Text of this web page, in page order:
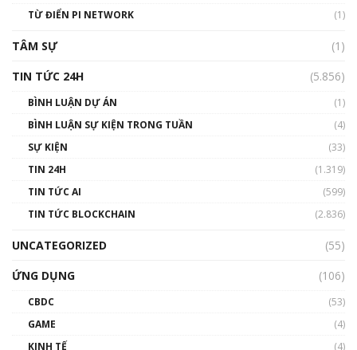
01:29:26
TỪ ĐIỂN PI NETWORK
(1)
TÂM SỰ
(1)
TIN TỨC 24H
(5.856)
BÌNH LUẬN DỰ ÁN
(1)
BÌNH LUẬN SỰ KIỆN TRONG TUẦN
(4)
SỰ KIỆN
(33)
TIN 24H
(1.319)
TIN TỨC AI
(599)
TIN TỨC BLOCKCHAIN
(2.836)
UNCATEGORIZED
(55)
ỨNG DỤNG
(106)
CBDC
(53)
GAME
(4)
KINH TẾ
(4)